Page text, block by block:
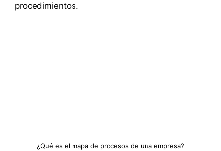
procedimientos.
¿Qué es el mapa de procesos de una empresa?